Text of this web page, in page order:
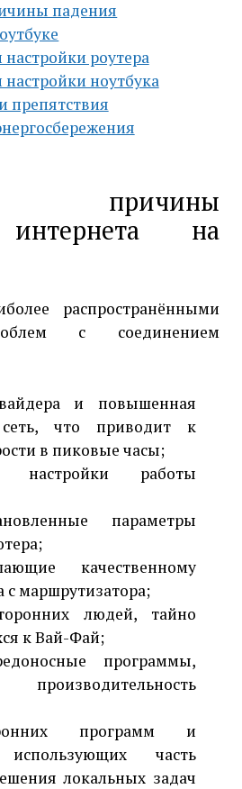
падения
роутера
ноутбука
препятствия
причины
на
распространёнными
с соединением
и повышенная
что приводит к
в пиковые часы;
настройки работы
параметры
качественному
с маршрутизатора;
людей, тайно
к Вай-Фай;
программы,
программ и
часть
локальных задач